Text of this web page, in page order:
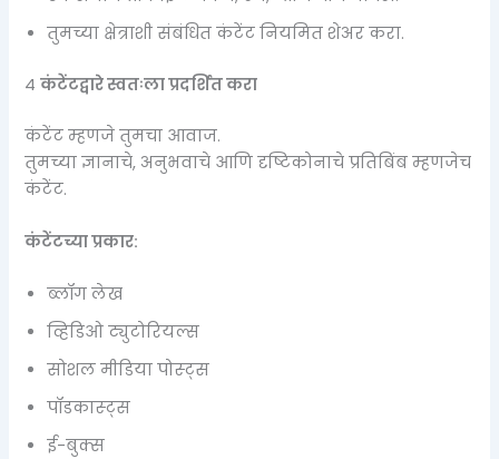
तुमच्या क्षेत्राशी संबंधित कंटेंट नियमित शेअर करा.
4️कंटेंटद्वारे स्वतःला प्रदर्शित करा
कंटेंट म्हणजे तुमचा आवाज.
तुमच्या ज्ञानाचे, अनुभवाचे आणि दृष्टिकोनाचे प्रतिबिंब म्हणजेच
कंटेंट.
कंटेंटच्या प्रकार:
ब्लॉग लेख
व्हिडिओ ट्युटोरियल्स
सोशल मीडिया पोस्ट्स
पॉडकास्ट्स
ई-बुक्स